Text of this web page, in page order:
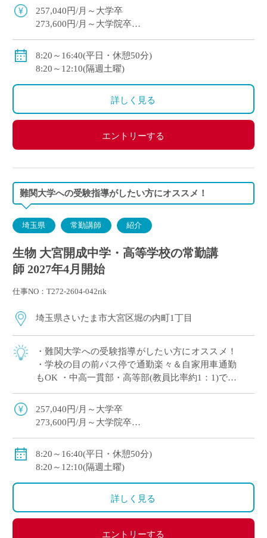
にした指導を展開
257,040円/月～大学卒
273,600円/月～大学院卒
・各種手当：住宅・講習・入試手当等
初年度：3.69カ月(6月：0.69カ月、12月：3カ月)
2年目以降：5.3カ月(6月：2.3カ月、12月：3.0カ月 )※
・昇給あり
・交通費別途支給
8:20～16:40(平日・休憩50分)
8:20～12:10(隔週土曜)
詳しく見る
エントリーする
難関大学への受験指導がしたい方にオススメ！
埼玉県 常勤講師 紹介
生物 大宮開成中学・高等学校の常勤講
師 2027年4月開始
仕事NO：T272-2604-042rik
埼玉県さいたま市大宮区堀の内町1丁目
・難関大学への受験指導がしたい方にオススメ！
・学校の目の前バス停で通勤楽々＆自家用車通勤
もOK ・中高一貫部・高等部(教員比率約1：1)でス
にした指導を展開
257,040円/月～大学卒
273,600円/月～大学院卒
・各種手当：住宅・講習・入試手当等
初年度：3.69カ月(6月：0.69カ月、12月：3カ月)
2年目以降：5.3カ月(6月：2.3カ月、12月：3.0カ月 )※
・昇給あり
8:20～16:40(平日・休憩50分)
8:20～12:10(隔週土曜)
詳しく見る
エントリーする